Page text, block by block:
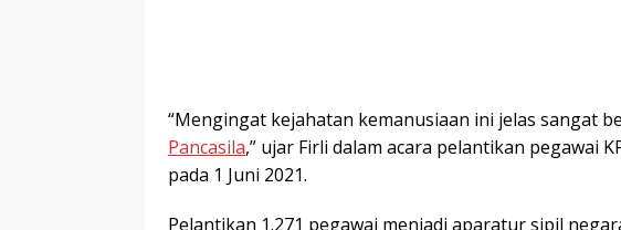
“Mengingat kejahatan kemanusiaan ini jelas sangat
Pancasila,” ujar Firli dalam acara pelantikan pegawai
pada 1 Juni 2021.
Pelantikan 1.271 pegawai menjadi aparatur sipil